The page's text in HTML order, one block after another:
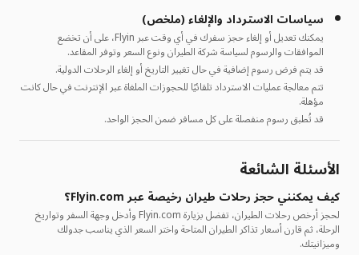
سياسات الاسترداد والإلغاء (ملخص)
يمكنك تعديل أو إلغاء حجز سفرك في أي وقت عبر Flyin، على أن تخضع
الموافقات والرسوم لسياسة شركة الطيران ونوع السعر وتوفر المقاعد.
قد يتم فرض رسوم إضافية في حال تغيير التاريخ أو إلغاء الرحلات الدولية.
تتم معالجة عمليات الاسترداد تلقائيًا للحجوزات الملغاة عبر الإنترنت في حال كانت
مؤهلة.
قد تُطبق رسوم منفصلة على كل مسافر ضمن الحجز الواحد.
الأسئلة الشائعة
كيف يمكنني حجز رحلات طيران رخيصة عبر Flyin.com؟
لحجز أرخص رحلات الطيران، تفضل بزيارة Flyin.com وأدخل وجهة السفر وتواريخ
الرحلة، ثم قارن أسعار تذاكر الطيران المتاحة واختر السعر الذي يناسب جدولك
وميزانيتك.